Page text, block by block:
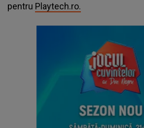
pentru Playtech.ro.